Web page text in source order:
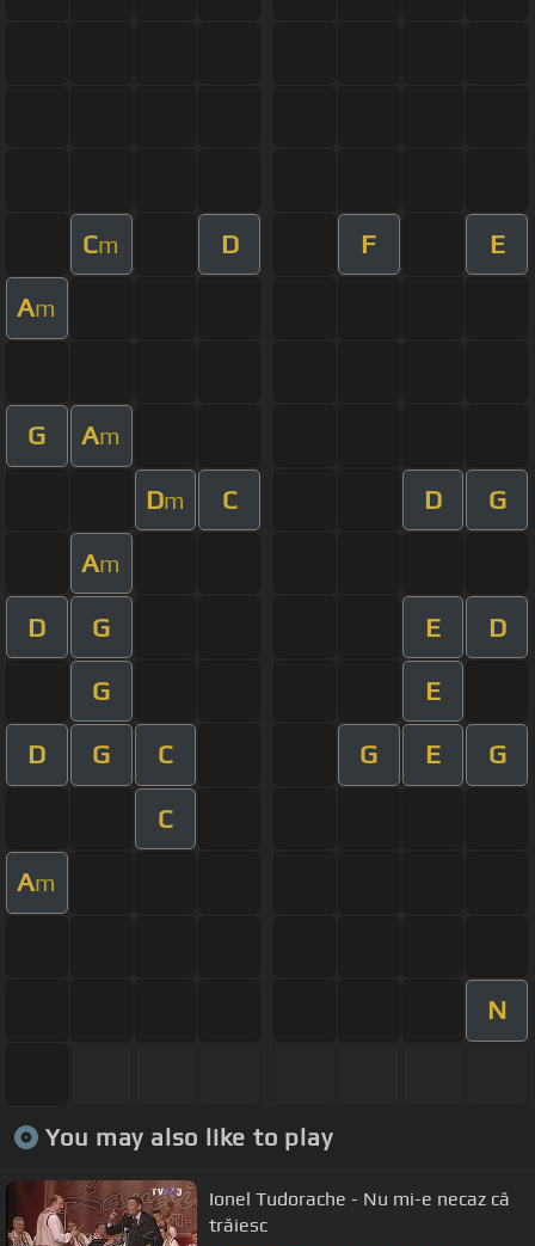
Cm D F E
Am
G Am
Dm C D G
Am
D G E D
G E
D G C G E G
C
Am
N
You may also like to play
Ionel Tudorache - Nu mi-e necaz că
trăiesc